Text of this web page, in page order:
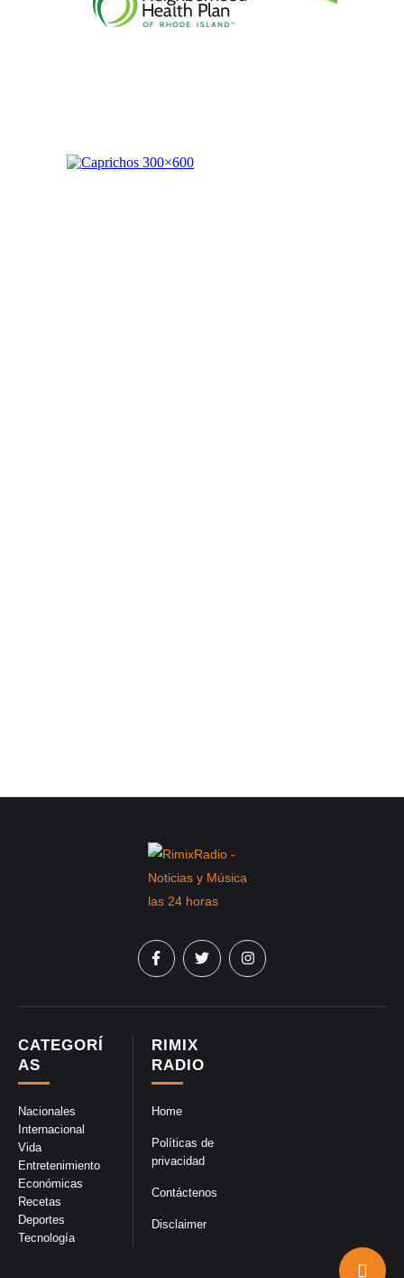
RIMIX
RADIO
Home
Políticas de
privacidad
Contáctenos
Disclaimer
CATEGORÍ
AS
Nacionales
Internacional
Vida
Entretenimiento
Económicas
Recetas
Deportes
Tecnología